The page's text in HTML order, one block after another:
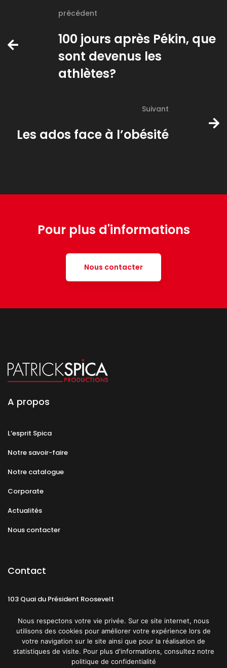
précédent
100 jours après Pékin, que
sont devenus les
athlètes?
Suivant
Les ados face à l’obésité
Pour plus d'informations
Nous contacter
A propos
L’esprit Spica
Notre savoir-faire
Notre catalogue
Corporate
Actualités
Nous contacter
Contact
103 Quai du Président Roosevelt
Nous respectons votre vie privée. Sur ce site internet, nous
utilisons des cookies pour améliorer votre expérience lors de
votre navigation sur le site ainsi que pour la réalisation de
statistiques de visite. Pour plus d'informations, consultez notre
politique de confidentialité